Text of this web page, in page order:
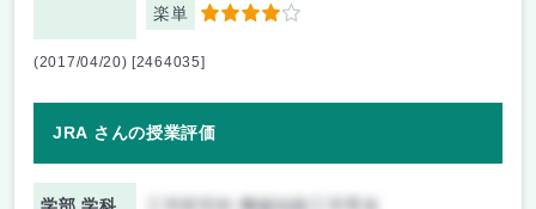
楽単 4
(2017/04/20) [2464035]
JRA さんの授業評価